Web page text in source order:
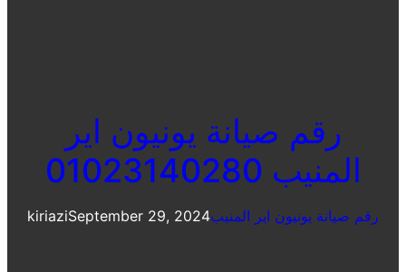
رقم صيانة يونيون اير
المنيب 01023140280
kiriaziSeptember 29, 2024رقم صيانة يونيون اير المنيب